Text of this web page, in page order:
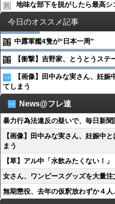
地味な部下を脱がしたら最高シ
今日のオススメ記事
中露軍艦4隻が“日本一周”
【衝撃】吉野家、とうとうステ
【画像】田中みな実さん、妊
てしまう
News@フレ速
暴力行為法違反の疑いで、毎日新聞
【画像】田中みな実さん、妊娠中
まう
【草】アル中「水飲みたくない！」
女さん、ワンピースグッズを大量
無期懲役、去年の仮釈放わずか４